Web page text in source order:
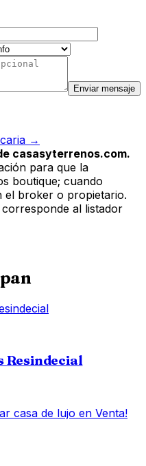
Enviar mensaje
→
casasyterrenos.com.
para que la
boutique; cuando
el broker o propietario.
al listador
Resindecial